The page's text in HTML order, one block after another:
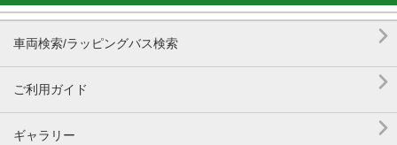
車両検索/ラッピングバス検索 
ご利用ガイド 
ギャラリー 